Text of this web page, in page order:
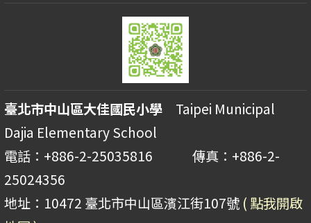
臺北市中山區大佳國民小學 Taipei Municipal
Dajia Elementary School
電話：+886-2-25035816 傳真：+886-2-
25024356
地址：10472 臺北市中山區濱江街107號 ( 點我開啟